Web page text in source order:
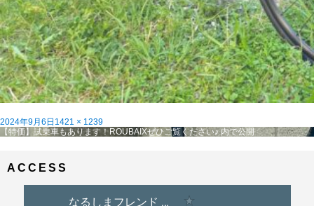
投
稿
2024年9月6日 フ
ル
1421 × 1239
投
ゲ
【特価】試乗車もあります！ROUBAIXぜひご覧ください♪ 内で公開
ACCESS